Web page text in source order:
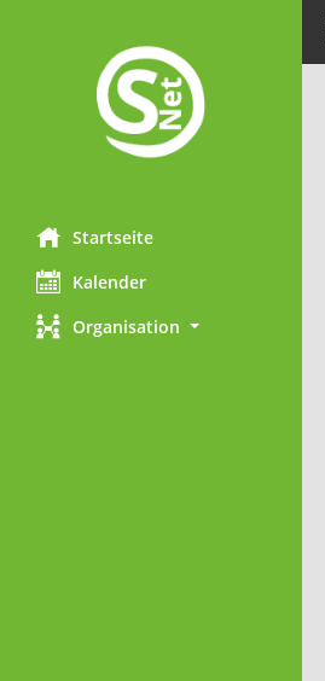
Startseite
Kalender
Organisation